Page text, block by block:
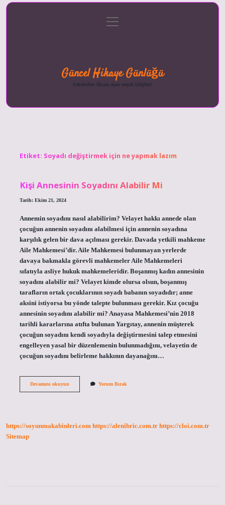
menüyü
aç
Güncel Hikaye Günlüğü
Sektörden ilham alan neşeli bilgiler!
Etiket: Soyadı değiştirmek için ne yapmak lazım
Kişi Annesinin Soyadını Alabilir Mi
Tarih: Ekim 21, 2024
Annemin soyadını nasıl alabilirim? Velayet hakkı annede olan
çocuğun annenin soyadını alabilmesi için annenin soyadına
karşılık gelen bir dava açılması gerekir. Davada yetkili mahkeme
Aile Mahkemesi’dir. Aile Mahkemesi bulunmayan yerlerde
davaya bakmakla görevli mahkemeler Aile Mahkemeleri
sıfatıyla asliye hukuk mahkemeleridir. Boşanmış kadın annesinin
soyadını alabilir mi? Velayet kimde olursa olsun, boşanmış
tarafların ortak çocuklarının soyadı babanın soyadıdır; anne
aksini istiyorsa bu yönde talepte bulunması gerekir. Kız çocuğu
annesinin soyadını alabilir mi? Anayasa Mahkemesi’nin 2018
tarihli kararlarına atıfta bulunan Yargıtay, annenin müşterek
çocuğun soyadını kendi soyadıyla değiştirmesini talep etmesini
engelleyen yasal bir düzenlemenin bulunmadığını, velayetin de
çocuğun soyadını belirleme hakkının dayanağını…
Devamını okuyunKişi
Yorum Bırak
https://soyunmakabinleri.com https://alenibric.com.tr https://cloi.com.tr
Sitemap